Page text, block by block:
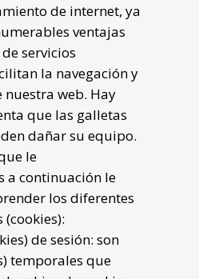
de internet, ya
ventajas
servicios
la navegación y
web. Hay
que las galletas
dañar su equipo.
le
a continuación le
los diferentes
de sesión: son
temporales que